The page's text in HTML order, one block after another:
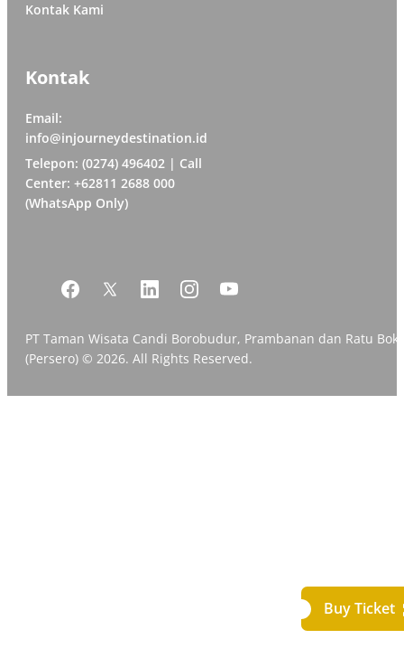
Buy Ticket
Kontak Kami
Kontak
Email:
info@injourneydestination.id
Telepon: (0274) 496402 | Call
Center: +62811 2688 000
(WhatsApp Only)
PT Taman Wisata Candi Borobudur, Prambanan dan Ratu
(Persero) © 2026. All Rights Reserved.